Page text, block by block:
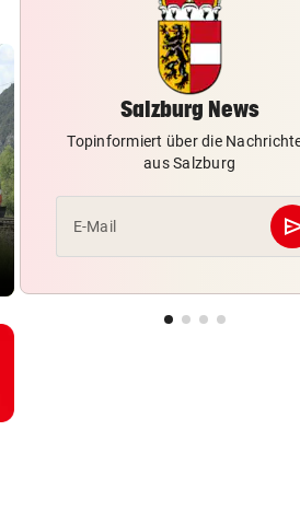
Vinicius Jr.
verlängert bei
Drei Kinder
während
aus Seenot
WIEDERAUFNAHME
„Il viaggio a Reims“-
Stammtisch-Flair
Salzburg News
Topinformiert über die
aus Salzburg
E-Mail